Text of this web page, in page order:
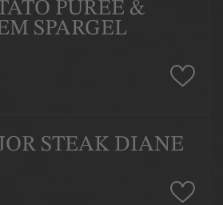
PUREE &
SPARGEL
STEAK DIANE